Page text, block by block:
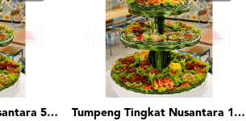
Tumpeng Tingkat Nusantara 50Pax
Tumpeng Tingkat Nusantara 100Pax